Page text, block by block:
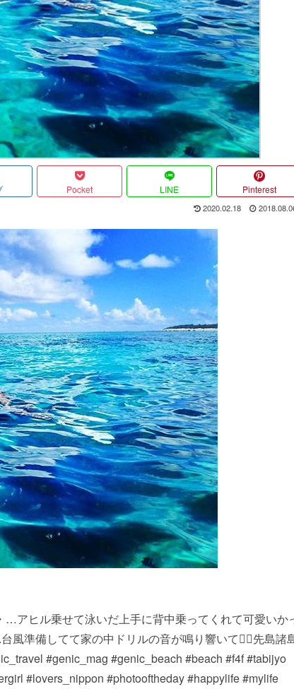
Pocket LINE Pinterest
2020.02.18
アヒル乗せて泳いだ上手に背中乗ってくれて可愛いか
準備してて家の中ドリルの音が鳴り響いてる🏽先島諸
#genic_mag #genic_beach #beach #f4f #tabijyo
#lovers_nippon #photooftheday #happylife #mylife